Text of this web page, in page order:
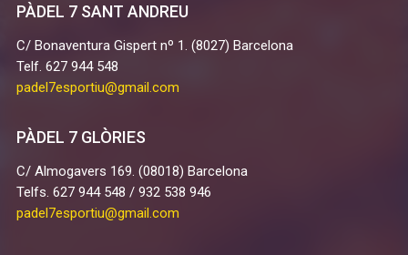
PÀDEL 7 SANT ANDREU
C/ Bonaventura Gispert nº 1. (8027) Barcelona
Telf. 627 944 548
padel7esportiu@gmail.com
PÀDEL 7 GLÒRIES
C/ Almogavers 169. (08018) Barcelona
Telfs. 627 944 548 / 932 538 946
padel7esportiu@gmail.com